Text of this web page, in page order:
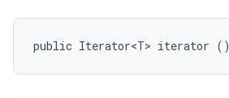
public Iterator<T> iterator ()